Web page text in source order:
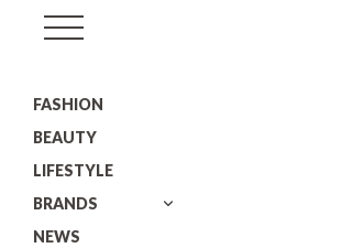
ル)
FASHION
BEAUTY
LIFESTYLE
BRANDS
NEWS